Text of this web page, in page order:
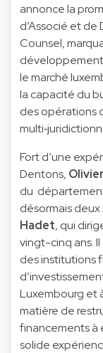
annonce la
d’Associé et
Counsel,
le marché
la capacité du
des opérations
Fort d’une
Dentons,
du
désormais
Hadet, qui
vingt-cinq ans.
des institutions
Luxembourg et
matière de
financements à
solide